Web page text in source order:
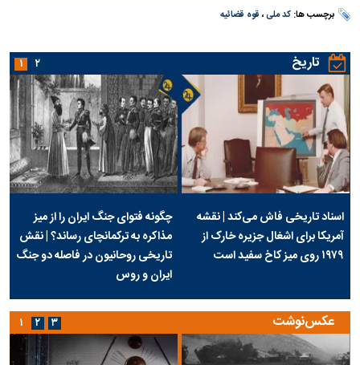
برچسب ها:کد ملی، قوه قضائیه
تاریخ
اسناد تاریخی فاش می‌کند | نقشه
آمریکا برای اشغال جزیره خارک از
۱۹۷۹ روی میز کاخ سفید است
چگونه فتوای جنگ ایران را از میز
مذاکره به ترکمانچای رساند؟ | نقش
تاریخی روحانیون در فاصله دو جنگ
ایران و روس
۱ ۲
عکس‌نوشت ۱ ۲ ۳